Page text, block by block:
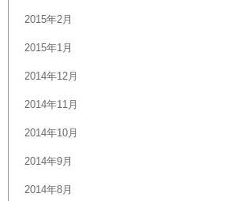
2015年2月
2015年1月
2014年12月
2014年11月
2014年10月
2014年9月
2014年8月